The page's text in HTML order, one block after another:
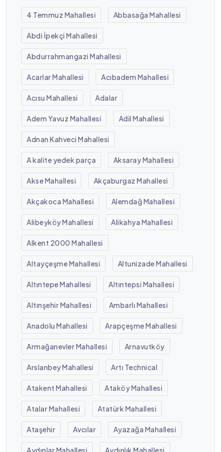
4 Temmuz Mahallesi Abbasağa Mahallesi
Abdi İpekçi Mahallesi
Abdurrahmangazi Mahallesi
Acarlar Mahallesi Acıbadem Mahallesi
Acısu Mahallesi Adalar
Adem Yavuz Mahallesi Adil Mahallesi
Adnan Kahveci Mahallesi
A kalite yedek parça Aksaray Mahallesi
Akse Mahallesi Akçaburgaz Mahallesi
Akçakoca Mahallesi Alemdağ Mahallesi
Alibeyköy Mahallesi Alikahya Mahallesi
Alkent 2000 Mahallesi
Altayçeşme Mahallesi Altunizade Mahallesi
Altıntepe Mahallesi Altıntepsi Mahallesi
Altınşehir Mahallesi Ambarlı Mahallesi
Anadolu Mahallesi Arapçeşme Mahallesi
Armağanevler Mahallesi Arnavutköy
Arslanbey Mahallesi Artı Technical
Atakent Mahallesi Ataköy Mahallesi
Atalar Mahallesi Atatürk Mahallesi
Ataşehir Avcılar Ayazağa Mahallesi
Aydınlar Mahallesi Aydınlık Mahallesi